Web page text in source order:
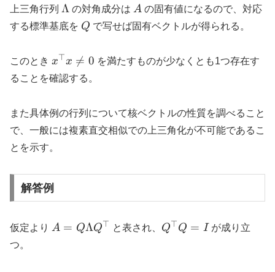
上三角行列 \Lambda
Λ の対角成分は A
A の固有値になるので、対応
する標準基底を Q
Q で写せば固有ベクトルが得られる。
このとき x^{\top}x
\neq 0
x⊤x 
= 0 を満たすものが少なくとも1つ存在す
ることを確認する。
また具体例の行列について核ベクトルの性質を調べること
で、一般には複素直交相似での上三角化が不可能であるこ
とを示す。
解答例
仮定より A =
A = QΛQ⊤ と表され、 Q^{\top}Q
Q⊤Q = I が成り立
つ。